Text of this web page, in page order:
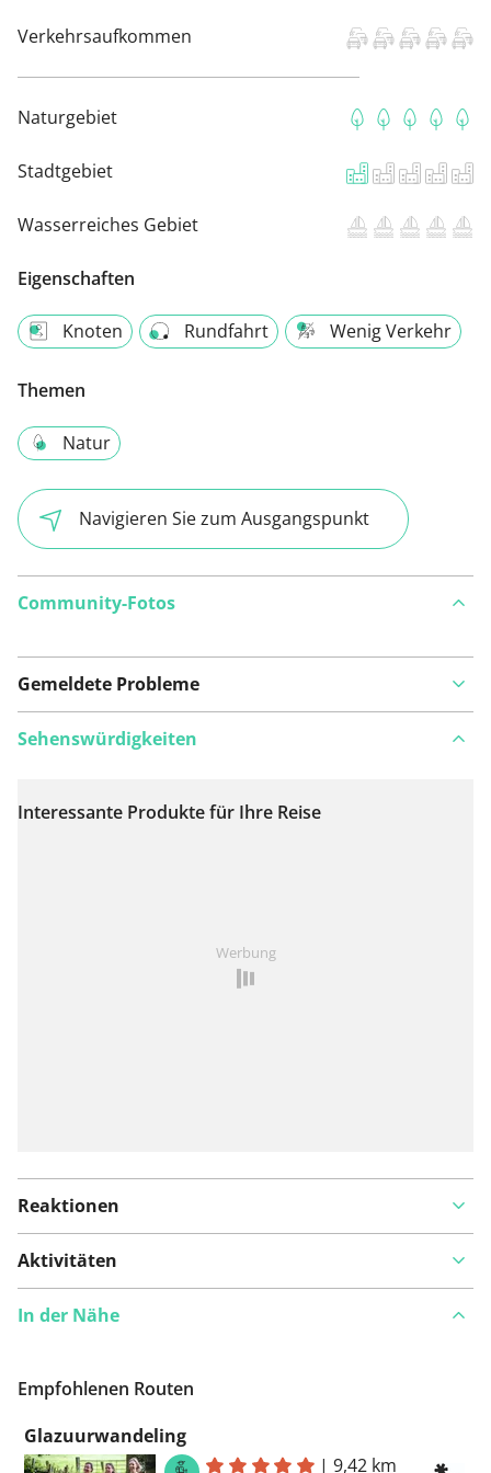
Verkehrsaufkommen
Naturgebiet
Stadtgebiet
Wasserreiches Gebiet
Eigenschaften
Knoten Rundfahrt Wenig Verkehr
Themen
Natur
Navigieren Sie zum Ausgangspunkt
Community-Fotos
Gemeldete Probleme
Auf Karte anzeigen
Sehenswürdigkeiten
Interessante Produkte für Ihre Reise
Werbung
Reaktionen
Aktivitäten
In der Nähe
Empfohlenen Routen
Glazuurwandeling
|9,42 km